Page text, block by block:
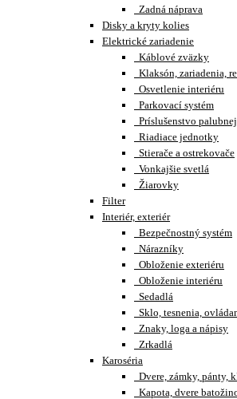
Zadná náprava
Disky a kryty kolies
Elektrické zariadenie
Káblové zväzky
Klaksón, zariadenia,
Osvetlenie interiéru
Parkovací systém
Príslušenstvo
Riadiace jednotky
Stierače a ostrekovače
Vonkajšie svetlá
Žiarovky
Filter
Interiér, exteriér
Bezpečnostný systém
Nárazníky
Obloženie exteriéru
Obloženie interiéru
Sedadlá
Sklo, tesnenia,
Znaky, loga a nápisy
Zrkadlá
Karoséria
Dvere, zámky, pánty,
Kapota, dvere